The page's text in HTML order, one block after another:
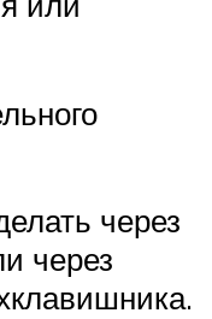
через
через